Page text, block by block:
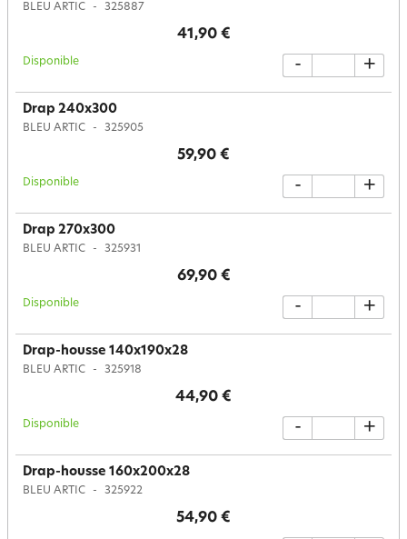
BLEU ARTIC 325887
41,90 €
Disponible - +
Drap 240x300
BLEU ARTIC 325905
59,90 €
Disponible - +
Drap 270x300
BLEU ARTIC 325931
69,90 €
Disponible - +
Drap-housse 140x190x28
BLEU ARTIC 325918
44,90 €
Disponible - +
Drap-housse 160x200x28
BLEU ARTIC 325922
54,90 €